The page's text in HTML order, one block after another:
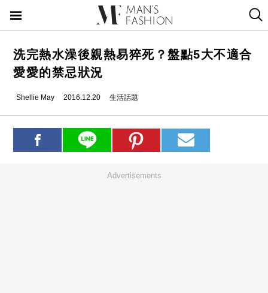
洗完熱水澡後親熱易猝死？盤點5大不適合
愛愛的禁忌狀況
Shellie May 2016.12.20 生活話題
Advertisements